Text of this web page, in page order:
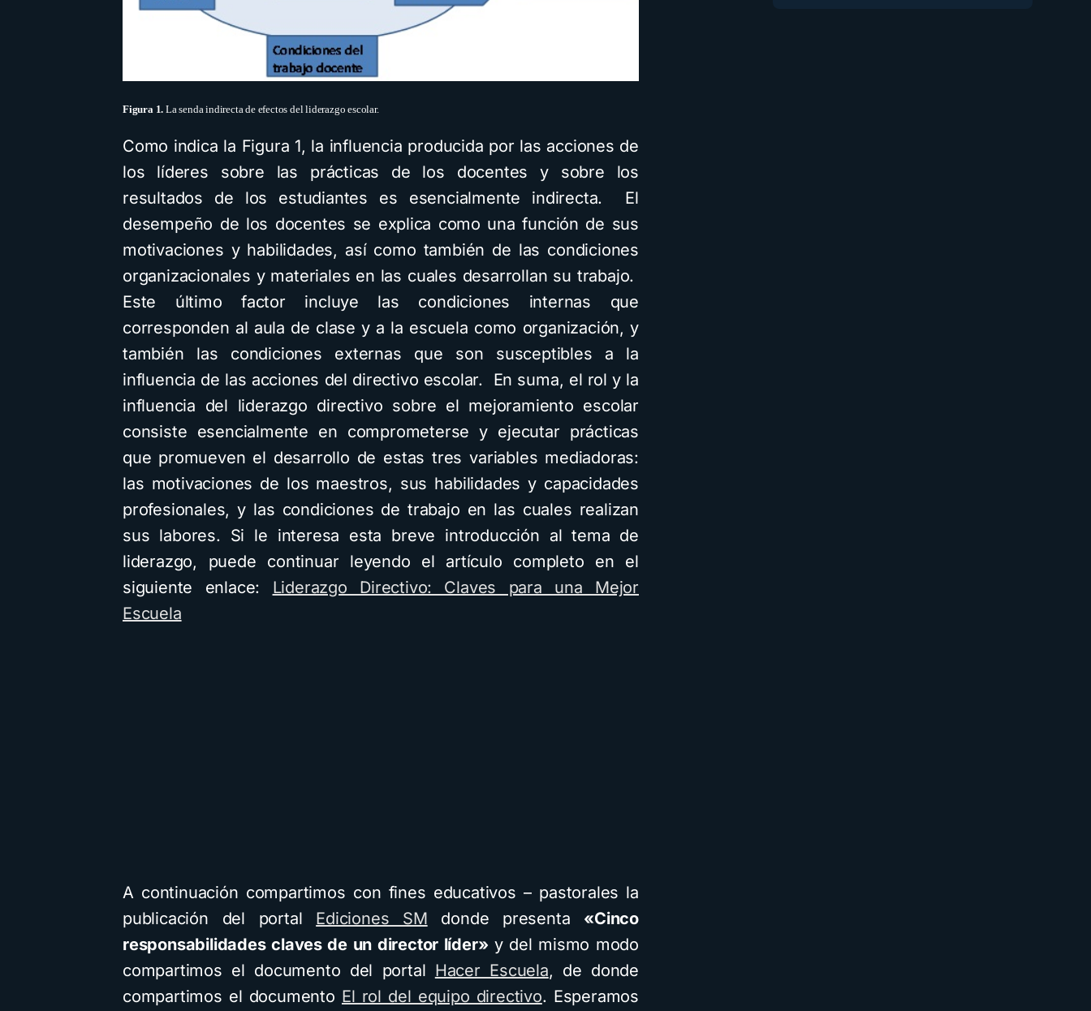
Figura 1. La senda indirecta de efectos del liderazgo escolar.
Como indica la Figura 1, la influencia producida por las acciones de
los líderes sobre las prácticas de los docentes y sobre los
resultados de los estudiantes es esencialmente indirecta. El
desempeño de los docentes se explica como una función de sus
motivaciones y habilidades, así como también de las condiciones
organizacionales y materiales en las cuales desarrollan su trabajo.
Este último factor incluye las condiciones internas que
corresponden al aula de clase y a la escuela como organización, y
también las condiciones externas que son susceptibles a la
influencia de las acciones del directivo escolar. En suma, el rol y la
influencia del liderazgo directivo sobre el mejoramiento escolar
consiste esencialmente en comprometerse y ejecutar prácticas
que promueven el desarrollo de estas tres variables mediadoras:
las motivaciones de los maestros, sus habilidades y capacidades
profesionales, y las condiciones de trabajo en las cuales realizan
sus labores. Si le interesa esta breve introducción al tema de
liderazgo, puede continuar leyendo el artículo completo en el
siguiente enlace: Liderazgo Directivo: Claves para una Mejor
Escuela
A continuación compartimos con fines educativos – pastorales la
publicación del portal Ediciones SM donde presenta «Cinco
responsabilidades claves de un director líder» y del mismo modo
compartimos el documento del portal Hacer Escuela, de donde
compartimos el documento El rol del equipo directivo. Esperamos